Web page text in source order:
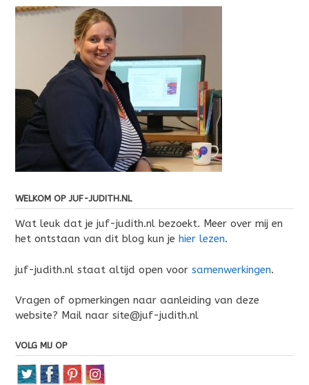
WELKOM OP JUF-JUDITH.NL
Wat leuk dat je juf-judith.nl bezoekt. Meer over mij en
het ontstaan van dit blog kun je hier lezen.
juf-judith.nl staat altijd open voor samenwerkingen.
Vragen of opmerkingen naar aanleiding van deze
website? Mail naar site@juf-judith.nl
VOLG MIJ OP